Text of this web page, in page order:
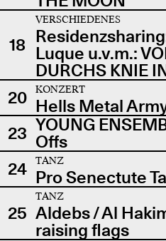
18
VERSCHIEDENES
Luque u.v.m.:
DURCHS KNIE
20
KONZERT
Hells Metal
23 YOUNG
Offs
24
TANZ
Pro Senectute
25
TANZ
Aldebs / Al
raising flags